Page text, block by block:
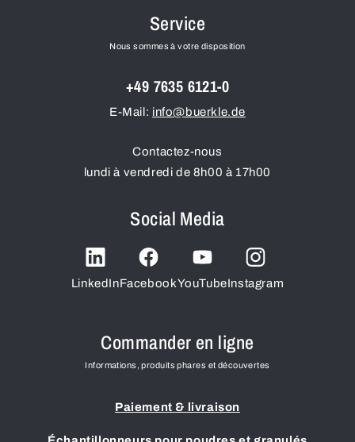
Service
Nous sommes à votre disposition
+49 7635 6121-0
E-Mail: info@buerkle.de
Contactez-nous
lundi à vendredi de 8h00 à 17h00
Social Media
LinkedInFacebookYouTubeInstagram
Commander en ligne
Informations, produits phares et découvertes
Paiement & livraison